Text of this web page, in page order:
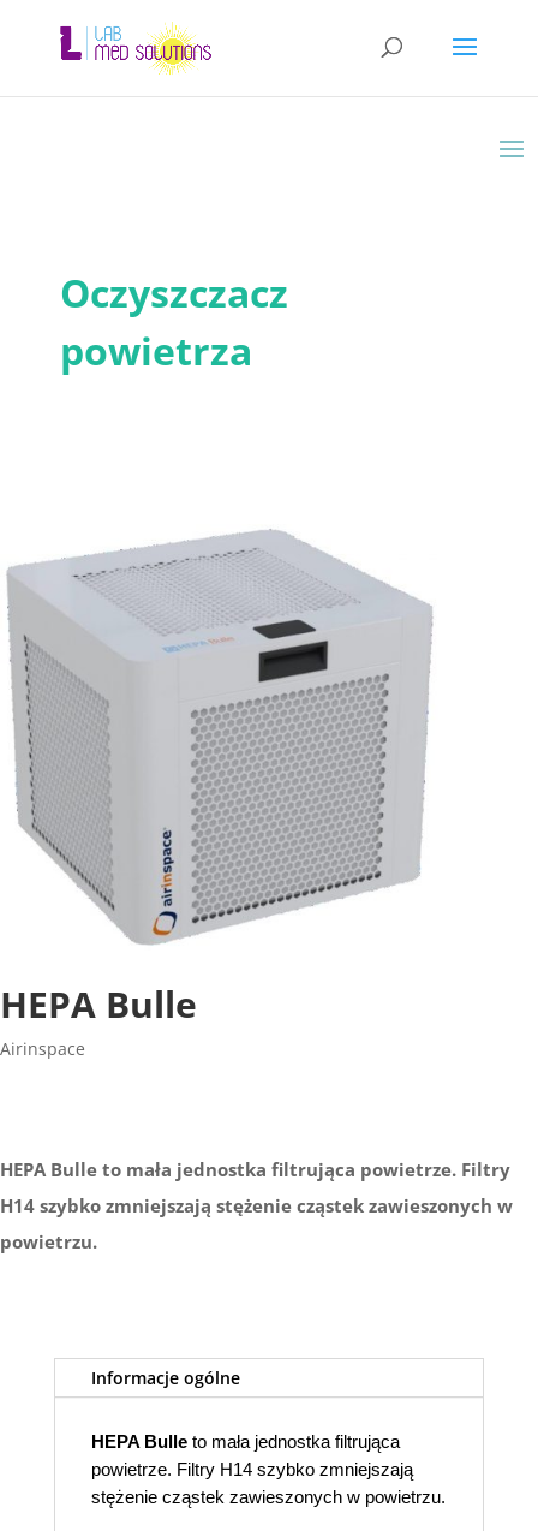
Oczyszczacz
powietrza
HEPA Bulle
Airinspace
HEPA Bulle to mała jednostka filtrująca powietrze. Filtry
H14 szybko zmniejszają stężenie cząstek zawieszonych w
powietrzu.
Informacje ogólne
HEPA Bulleto mała jednostka filtrująca
powietrze. Filtry H14 szybko zmniejszają
stężenie cząstek zawieszonych w powietrzu.